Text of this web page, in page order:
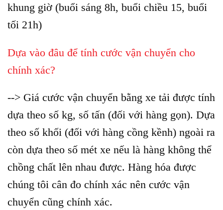
khung giờ (buổi sáng 8h, buổi chiều 15, buổi
tối 21h)
Dựa vào đâu để tính cước vận chuyển cho
chính xác?
--> Giá cước vận chuyển bằng xe tải được tính
dựa theo số kg, số tấn (đối với hàng gọn). Dựa
theo số khối (đối với hàng cồng kềnh) ngoài ra
còn dựa theo số mét xe nếu là hàng không thể
chồng chất lên nhau được. Hàng hóa được
chúng tôi cân đo chính xác nên cước vận
chuyển cũng chính xác.